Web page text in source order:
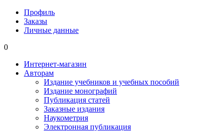
Профиль
Заказы
Личные данные
0
Интернет-магазин
Авторам
Издание учебников и учебных пособий
Издание монографий
Публикация статей
Заказные издания
Наукометрия
Электронная публикация